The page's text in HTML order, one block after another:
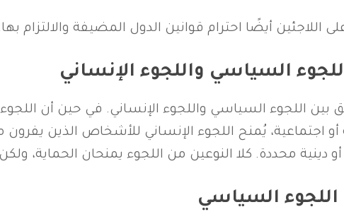
اللاجئين أيضًا احترام قوانين الدول المضيفة والالتزام
السياسي واللجوء الإنساني
بين اللجوء السياسي واللجوء الإنساني. في حين أن
أو اجتماعية، يُمنح اللجوء الإنساني للأشخاص الذين
دينية محددة. كلا النوعين من اللجوء يمنحان الحماية،
السياسي